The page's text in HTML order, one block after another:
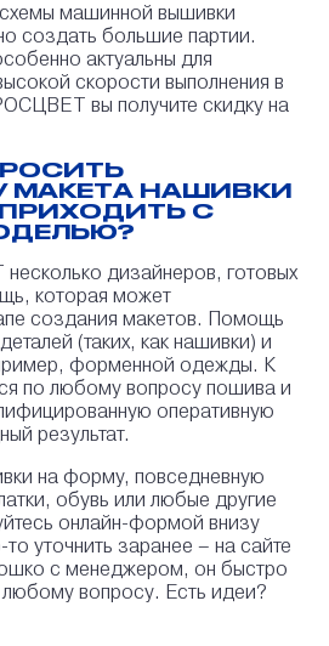
машинной вышивки
создать большие партии.
актуальны для
скорости выполнения в
вы получите скидку на
МАКЕТА НАШИВКИ
С
дизайнеров, готовых
которая может
создания макетов. Помощь
(таких, как нашивки) и
форменной одежды. К
по любому вопросу пошива и
оперативную
результат.
на форму, повседневную
обувь или любые другие
онлайн-формой внизу
уточнить заранее – на сайте
с менеджером, он быстро
вопросу. Есть идеи?